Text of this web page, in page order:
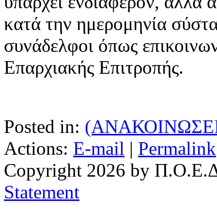
κατά την ημερομηνία
συνάδελφοι όπως
Επαρχιακής Επιτροπής.
Posted in:
Actions: E-mail | Permalink
Copyright 2026 by
Statement